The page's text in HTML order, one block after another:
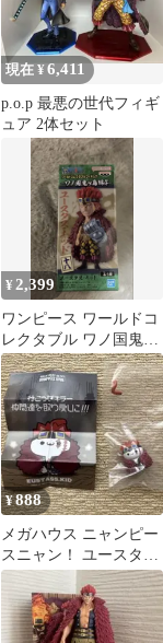
現在 ¥6,411
p.o.p 最悪の世代フィギ
ュア 2体セット
¥ 2,399
ワンピース ワールドコ
レクタブル ワノ国鬼ヶ
島編4 ユースタス・キ
ッド
¥888
メガハウス ニャンピー
スニャン！ ユースタ
ス・キッド フィギュア